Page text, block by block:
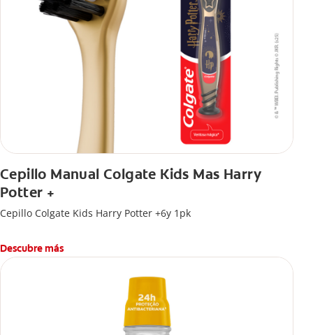
Cepillo Manual Colgate Kids Mas Harry
Potter +
Cepillo Colgate Kids Harry Potter +6y 1pk
Descubre más